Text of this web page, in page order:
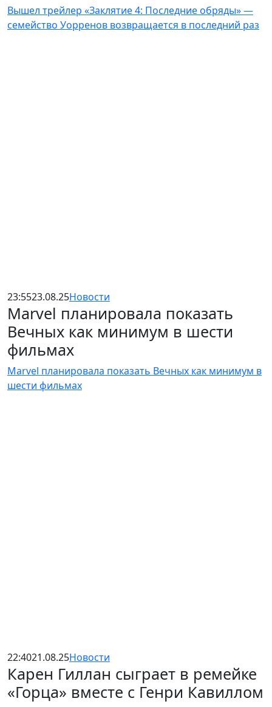
Вышел трейлер «Заклятие 4: Последние обряды» —
семейство Уорренов возвращается в последний раз
23:5523.08.25Новости
Marvel планировала показать
Вечных как минимум в шести
фильмах
Marvel планировала показать Вечных как минимум в
шести фильмах
22:4021.08.25Новости
Карен Гиллан сыграет в ремейке
«Горца» вместе с Генри Кавиллом